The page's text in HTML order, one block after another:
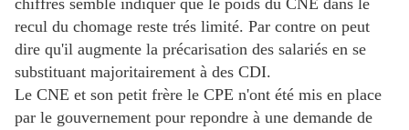
chiffres semble indiquer que le poids du CNE dans le
recul du chomage reste trés limité. Par contre on peut
dire qu'il augmente la précarisation des salariés en se
substituant majoritairement à des CDI.
Le CNE et son petit frère le CPE n'ont été mis en place
par le gouvernement pour repondre à une demande de